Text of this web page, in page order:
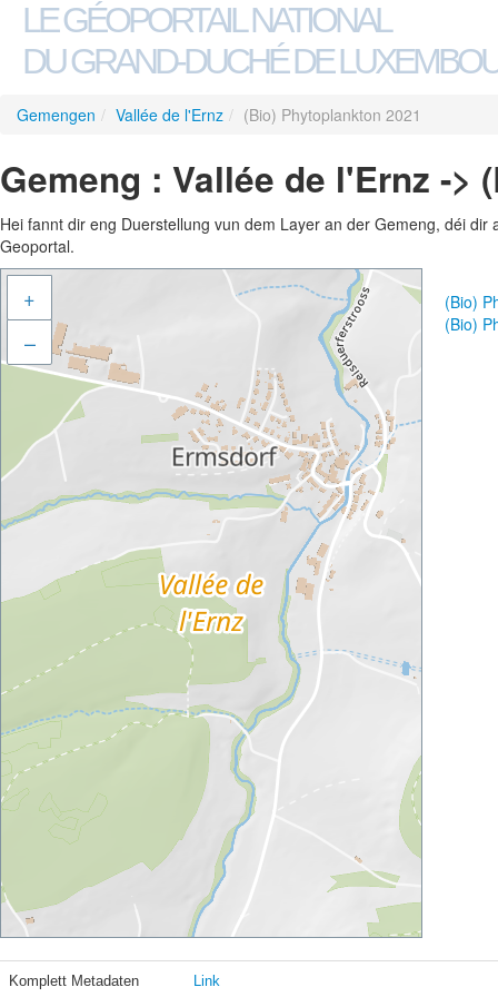
LE GÉOPORTAIL NATIONAL
DU GRAND-DUCHÉ DE
Gemengen / Vallée de l'Ernz / (Bio) Phytoplankton 2021
Gemeng : Vallée de l'Ernz ->
Hei fannt dir eng Duerstellung vun dem Layer an der Gemeng, déi
Geoportal.
+
–
(Bio)
(Bio)
Komplett Metadaten Link